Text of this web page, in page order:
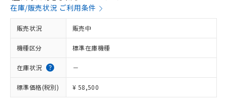
在庫/販売状況 ご利用条件
販売状況 販売中
機種区分 標準在庫機種
在庫状況 －
標準価格(税別) ¥ 58,500